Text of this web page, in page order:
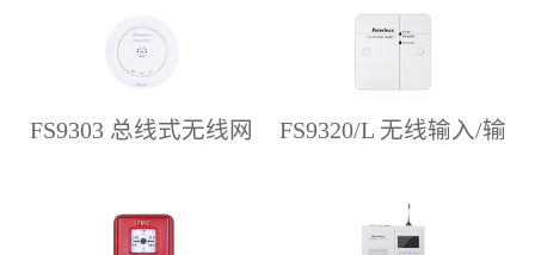
FS9303 总线式无线网 FS9320/L 无线输入/输